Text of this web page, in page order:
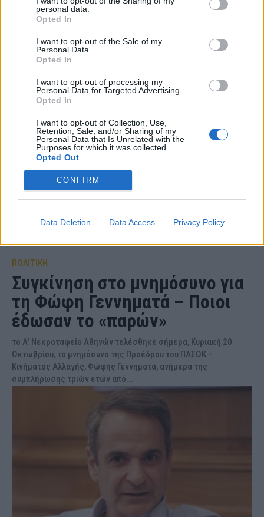
personal data.
Opted In
I want to opt-out of the Sale of my
Personal Data.
Opted In
I want to opt-out of processing my
Personal Data for Targeted Advertising.
Opted In
I want to opt-out of Collection, Use,
Retention, Sale, and/or Sharing of my
Personal Data that Is Unrelated with the
Purposes for which it was collected.
Opted Out
CONFIRM
Data Deletion Data Access Privacy Policy
ΠΟΛΙΤΙΚΗ
Συγκίνηση στο μνημόσυνο για
τη Φώφη Γεννηματά – Ποιοι
έδωσαν το «παρών»
το Α’ Νεκροταφείο Αθηνών τελέσθηκε σήμερα, Κυριακή 20
Οκτωβρίου, το μνημόσυνο της Προέδρου του ΠΑΣΟΚ –
Κινήματος Αλλαγής, Φώφης Γεννηματά, ανήμερα της
συμπλήρωσης τριών ετών από...